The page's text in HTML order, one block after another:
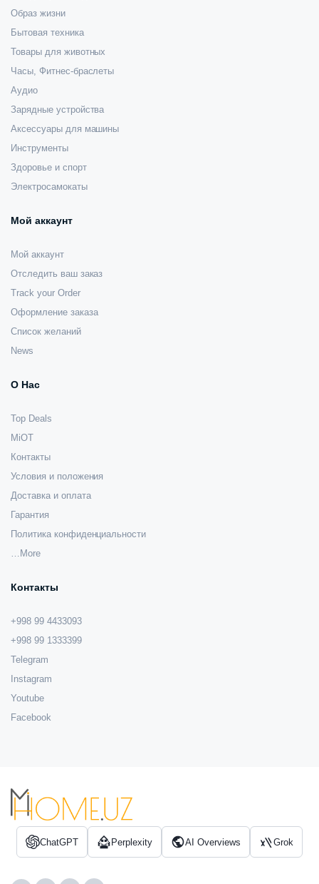
Образ жизни
Бытовая техника
Товары для животных
Часы, Фитнес-браслеты
Аудио
Зарядные устройства
Аксессуары для машины
Инструменты
Здоровье и спорт
Электросамокаты
Мой аккаунт
Мой аккаунт
Отследить ваш заказ
Track your Order
Оформление заказа
Список желаний
News
О Нас
Top Deals
MiOT
Контакты
Условия и положения
Доставка и оплата
Гарантия
Политика конфиденциальности
…More
Контакты
+998 99 4433093
+998 99 1333399
Telegram
Instagram
Youtube
Facebook
ChatGPT Perplexity AI Overviews Grok